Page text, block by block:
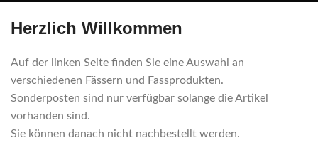
Herzlich Willkommen
Auf der linken Seite finden Sie eine Auswahl an
verschiedenen Fässern und Fassprodukten.
Sonderposten sind nur verfügbar solange die Artikel
vorhanden sind.
Sie können danach nicht nachbestellt werden.